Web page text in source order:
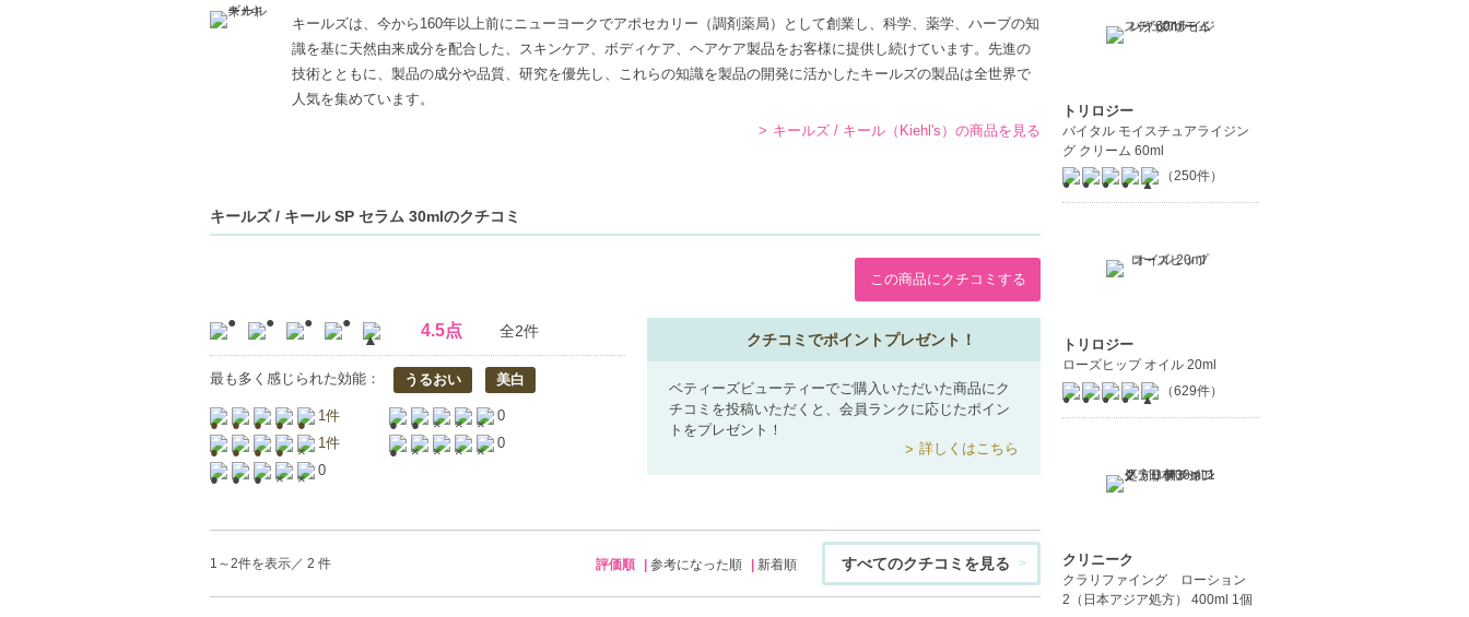
キールズは、今から160年以上前にニューヨークでアポセカリー（調剤薬局）として創業し、科学、薬学、ハーブの知
識を基に天然由来成分を配合した、スキンケア、ボディケア、ヘアケア製品をお客様に提供し続けています。先進の
技術とともに、製品の成分や品質、研究を優先し、これらの知識を製品の開発に活かしたキールズの製品は全世界で
人気を集めています。
キールズ / キール（Kiehl's）の商品を見る
キールズ / キール SP セラム 30mlのクチコミ
この商品にクチコミする
4.5点 全2件
最も多く感じられた効能： うるおい 美白
1件
0
1件
0
0
クチコミでポイントプレゼント！
ベティーズビューティーでご購入いただいた商品にク
チコミを投稿いただくと、会員ランクに応じたポイン
トをプレゼント！
詳しくはこちら
1～2件を表示／ 2 件 評価順 参考になった順 新着順 すべてのクチコミを見る
トリロジー
バイタル モイスチュアライジン
グ クリーム 60ml
（250件）
トリロジー
ローズヒップ オイル 20ml
（629件）
クリニーク
クラリファイング ローション
2（日本アジア処方） 400ml 1個